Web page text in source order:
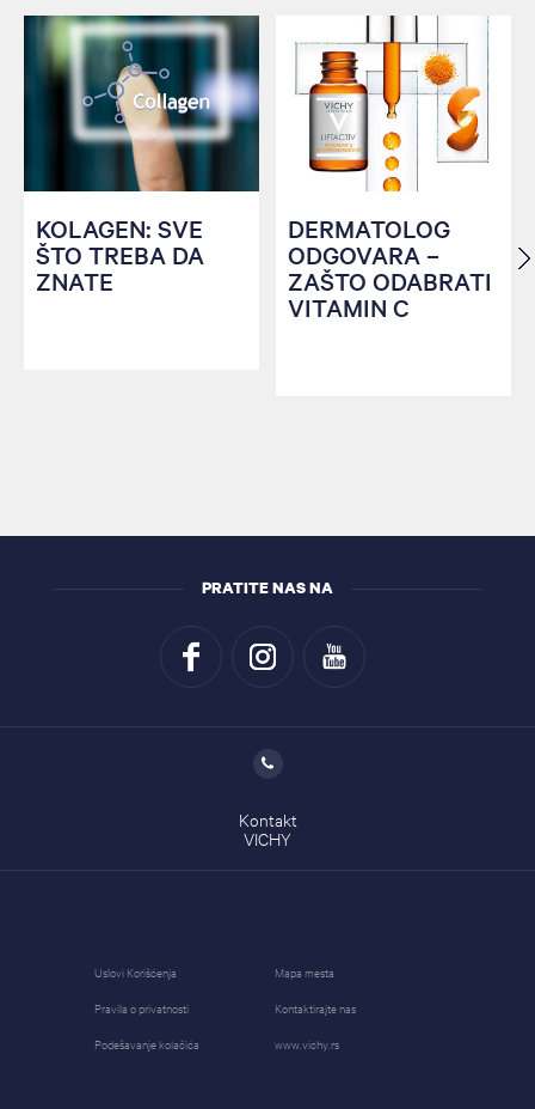
KOLAGEN: SVE
ŠTO TREBA DA
ZNATE
DERMATOLOG
ODGOVARA –
ZAŠTO ODABRATI
VITAMIN C
PRATITE NAS NA
Kontakt
VICHY
Uslovi Korišćenja
Pravila o privatnosti
Podešavanje kolačića
Mapa mesta
Kontaktirajte nas
www.vichy.rs